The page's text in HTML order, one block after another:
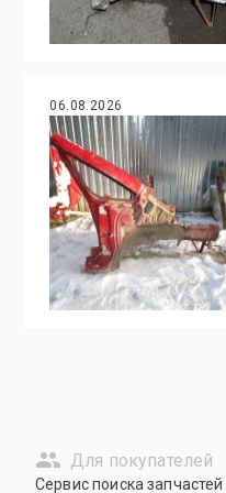
06.08.2026
Для покупателей
Сервис поиска запчастей